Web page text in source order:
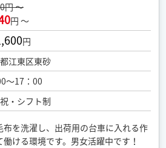
円 ～
円 ～
円
江東区東砂
～17：00
・シフト制
を洗濯し、出荷用の台車に入れる作
ける環境です。男女活躍中です！